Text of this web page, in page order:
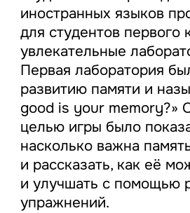
иностранных языков
для студентов первого
увлекательные
Первая лаборатория
развитию памяти и
good is your memory?»
целью игры было
насколько важна
и рассказать, как её
и улучшать с помощью
упражнений.